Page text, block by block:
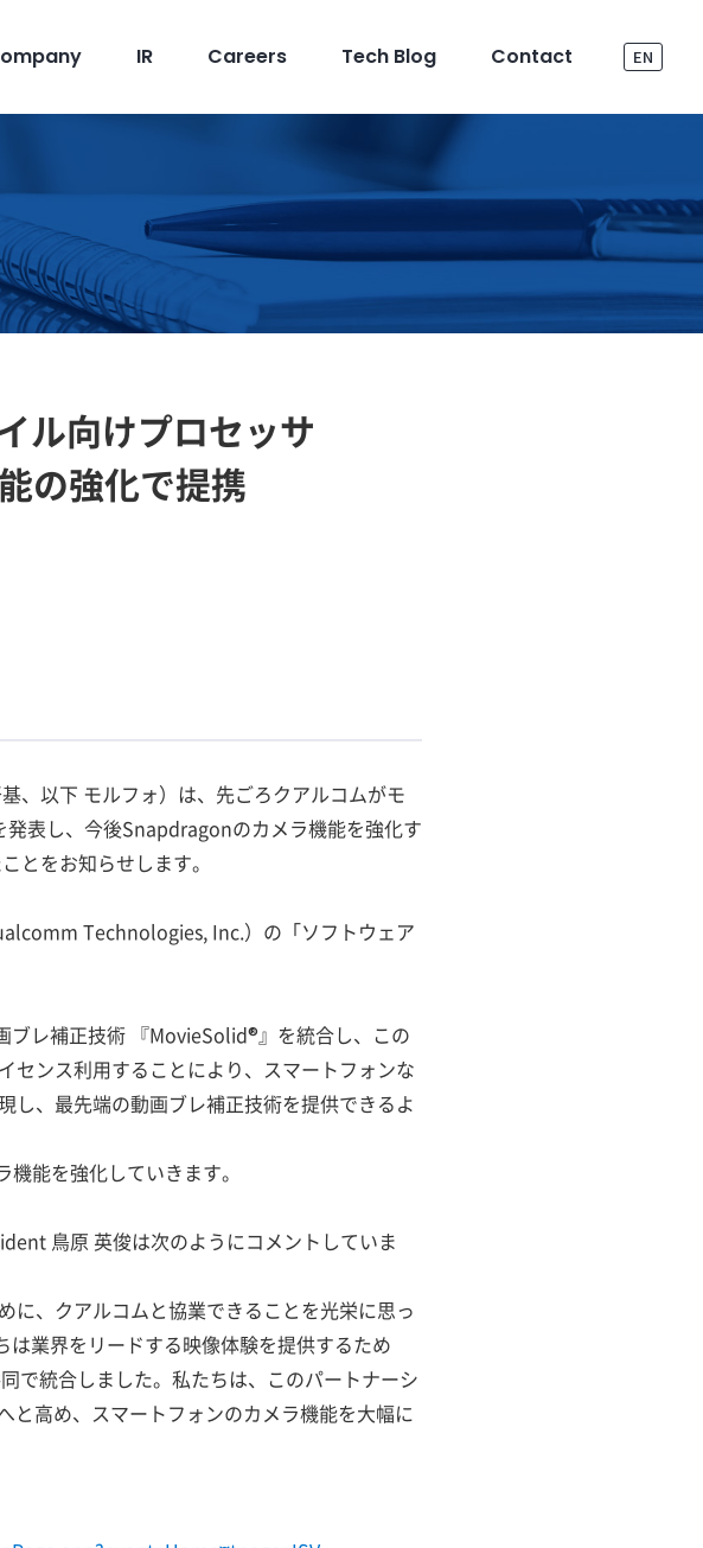
IR Careers Tech Blog Contact EN
ル向けプロセッサ
の強化で提携
、以下 モルフォ）は、先ごろクアルコムがモ
表し、今後Snapdragonのカメラ機能を強化す
とをお知らせします。
Technologies, Inc.）の「ソフトウェア
レ補正技術 『MovieSolid®』を統合し、この
センス利用することにより、スマートフォンな
し、最先端の動画ブレ補正技術を提供できるよ
能を強化していきます。
鳥原 英俊は次のようにコメントしていま
に、クアルコムと協業できることを光栄に思っ
業界をリードする映像体験を提供するため
で統合しました。私たちは、このパートナーシ
と高め、スマートフォンのカメラ機能を大幅に